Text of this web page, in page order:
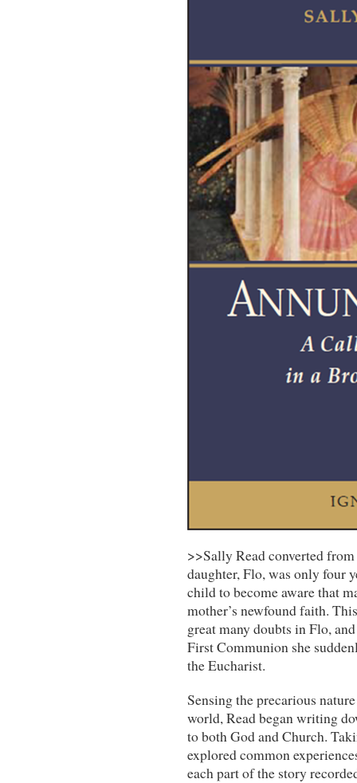
>>Sally Read converted
daughter, Flo, was only four
child to become aware that
mother’s newfound faith.
great many doubts in Flo,
First Communion she
the Eucharist.
Sensing the precarious
world, Read began writing
to both God and Church.
explored common
each part of the story